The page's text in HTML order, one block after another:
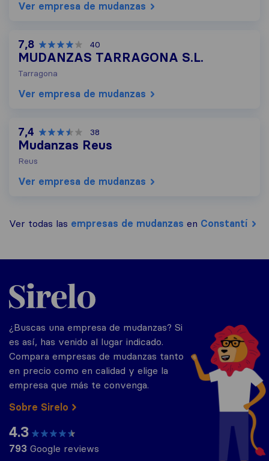
Ver empresa de mudanzas
7,8 40
MUDANZAS TARRAGONA S.L.
Tarragona
Ver empresa de mudanzas
7,4 38
Mudanzas Reus
Reus
Ver empresa de mudanzas
Ver todas las empresas de mudanzas en Constantí
Sirelo.es
¿Buscas una empresa de mudanzas? Si
es así, has venido al lugar indicado.
Compara empresas de mudanzas tanto
en precio como en calidad y elige la
empresa que más te convenga.
Sobre Sirelo
4.3
793 Google reviews